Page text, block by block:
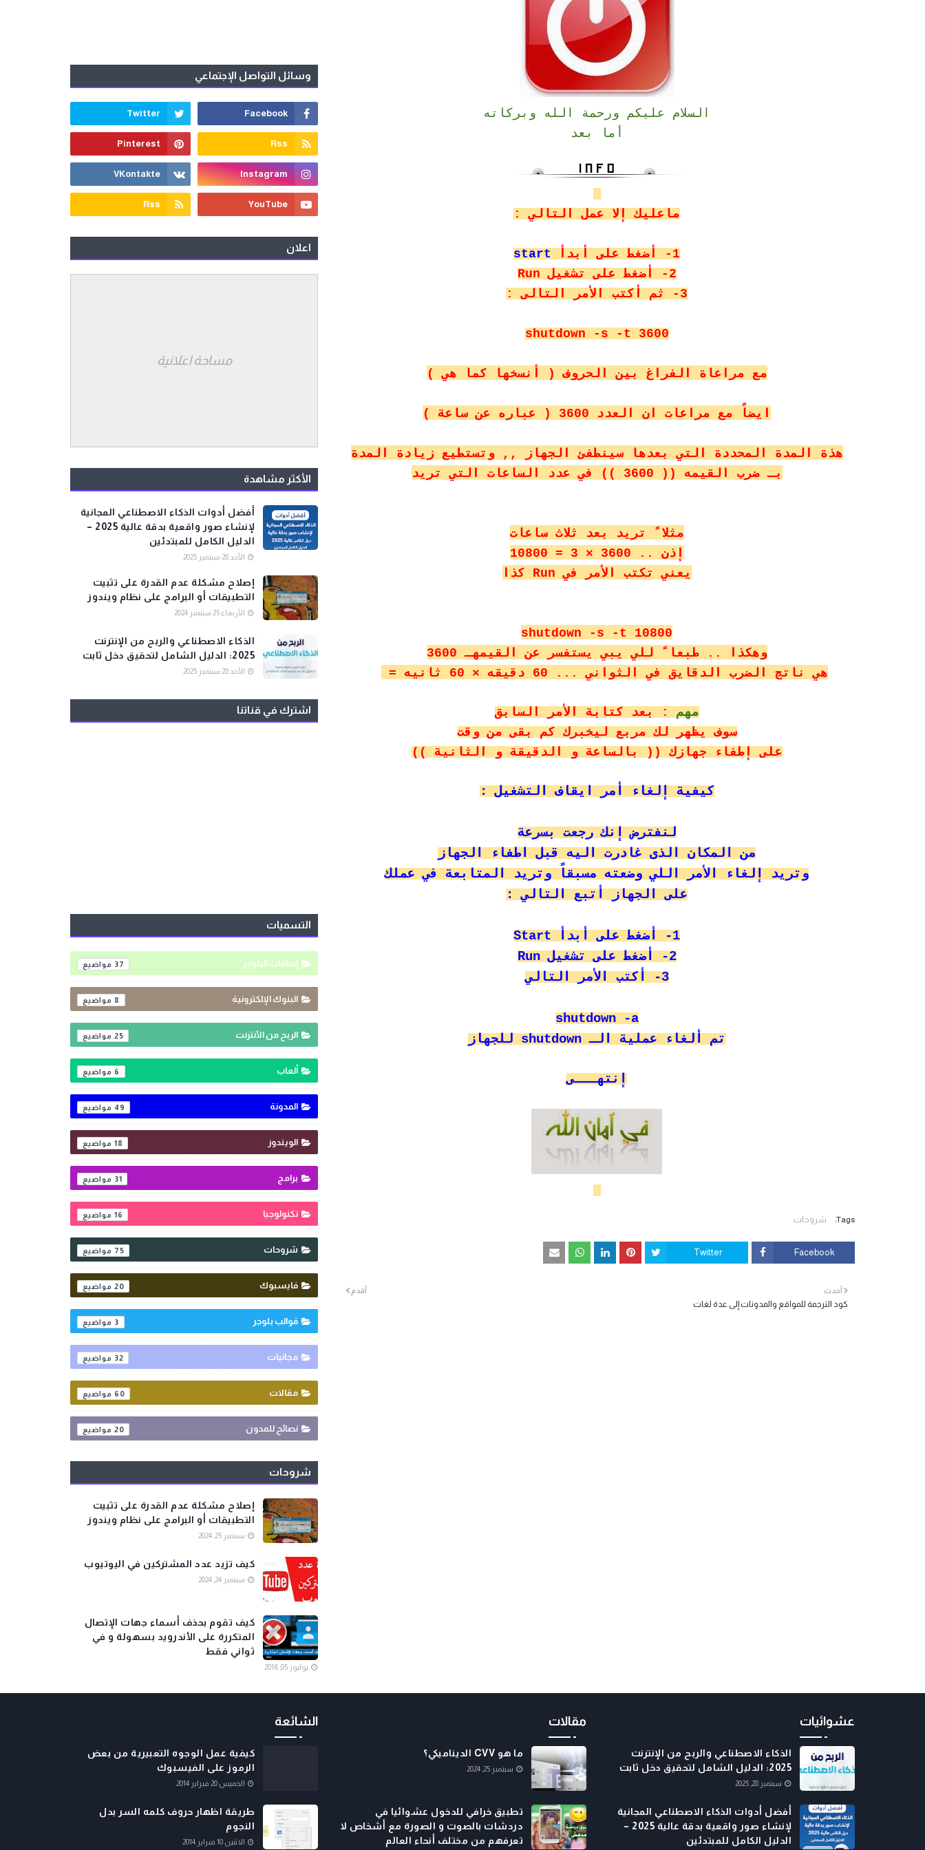
السلام عليكم ورحمة الله وبركاته
أما بعد
ماعليك إلا عمل التالي :
1- أضغط على أبدأ
start
2- أضغط على تشغيل Run
3- ثم أكتب الأمر التالى :
shutdown -s -t 3600
مع مراعاة الفراغ بين الحروف ( أنسخها كما هي )
ايضاً مع مراعات ان العدد 3600 ( عباره عن ساعة )
هذة المدة المحددة التي بعدها سينطفئ الجهاز ,, وتستطيع زيادة المدة
بـ ضرب القيمه (( 3600 )) في عدد الساعات التي تريد
مثلا ً تريد بعد ثلاث ساعات
إذن .. 3600 × 3 = 10800
يعني تكتب الأمر في Run كذا
shutdown -s -t 10800
وهكذا .. طبعا ً للي يبي يستفسر عن القيمهـ 3600
هي ناتج الضرب الدقايق في الثواني ... 60 دقيقه × 60 ثانيه =
مهم
: بعد كتابة الأمر السابق
سوف يظهر لك مربع ليخبرك كم بقى من وقت
على إطفاء جهازك (( بالساعة و الدقيقة و الثانية ))
كيفية إلغاء أمر ايقاف التشغيل :
لنفترض إنك رجعت بسرعة
من المكان الذى غادرت اليه قبل اطفاء الجهاز
وتريد إلغاء الأمر اللي وضعته مسبقاً وتريد المتابعة في عملك
على الجهاز أتبع التالي :
1- أضغط على أبدأ Start
2- أضغط على تشغيل Run
3- أكتب الأمر التالي
shutdown -a
تم ألغاء عملية الـ shutdown للجهاز
إنتهـــى
Tags: شروحات
Facebook
Twitter
أحدث
كود الترجمة للمواقع والمدونات إلى عدة لغات
أقدم
وسائل التواصل الإجتماعي
اعلان
مساحة اعلانية
الأكثر مشاهدة
أفضل أدوات الذكاء الاصطناعي المجانية
لإنشاء صور واقعية بدقة عالية 2025 –
الدليل الكامل للمبتدئين
الأحد 28 سبتمبر 2025
إصلاح مشكلة عدم القدرة على تثبيت
التطبيقات أو البرامج على نظام ويندوز
الأربعاء 25 سبتمبر 2024
الذكاء الاصطناعي والربح من الإنترنت
2025: الدليل الشامل لتحقيق دخل ثابت
الأحد 28 سبتمبر 2025
اشترك في قناتنا
التسميات
إضافات البلوجر 37
البنوك الإلكترونية 8
الربح من الأنترنت 25
ألعاب 6
المدونة 49
الويندوز 18
برامج 31
تكنولوجيا 16
شروحات 75
فايسبوك 20
قوالب بلوجر 3
مجانيات 32
مقالات 60
نصائح للمدون 20
شروحات
إصلاح مشكلة عدم القدرة على تثبيت
التطبيقات أو البرامج على نظام ويندوز
سبتمبر 25, 2024
كيف تزيد عدد المشتركين في اليوتيوب
سبتمبر 24, 2024
كيف تقوم بحذف أسماء جهات الإتصال
المتكررة على الأندرويد بسهولة و في
ثواني فقط
يوليوز 05, 2016
عشوائيات
الذكاء الاصطناعي والربح من الإنترنت
2025: الدليل الشامل لتحقيق دخل ثابت
سبتمبر 28, 2025
أفضل أدوات الذكاء الاصطناعي المجانية
لإنشاء صور واقعية بدقة عالية 2025 –
الدليل الكامل للمبتدئين
مقالات
ما هو CVV الديناميكي؟
سبتمبر 25, 2024
تطبيق خرافي للدخول عشوائيا في
دردشات بالصوت و الصورة مع أشخاص لا
تعرفهم من مختلف أنحاء العالم
الشائعة
كيفية عمل الوجوه التعبيرية من بعض
الرموز على الفيسبوك
الخميس 20 فبراير 2014
طريقة اظهار حروف كلمه السر بدل
النجوم
الاثنين 10 فبراير 2014